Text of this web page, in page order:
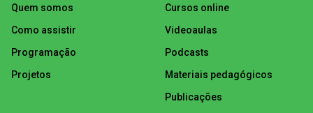
Quem somos
Como assistir
Programação
Projetos
Cursos online
Videoaulas
Podcasts
Materiais pedagógicos
Publicações